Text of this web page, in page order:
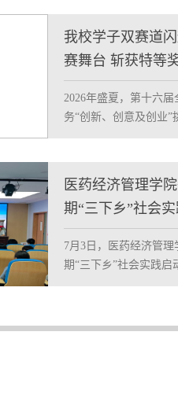
我校学子双赛道
赛舞台 斩获特等
2026年盛夏，第十六
务“创新、创意及创业”
医药经济管理学
期“三下乡”社会
7月3日，医药经济管理
期“三下乡”社会实践启